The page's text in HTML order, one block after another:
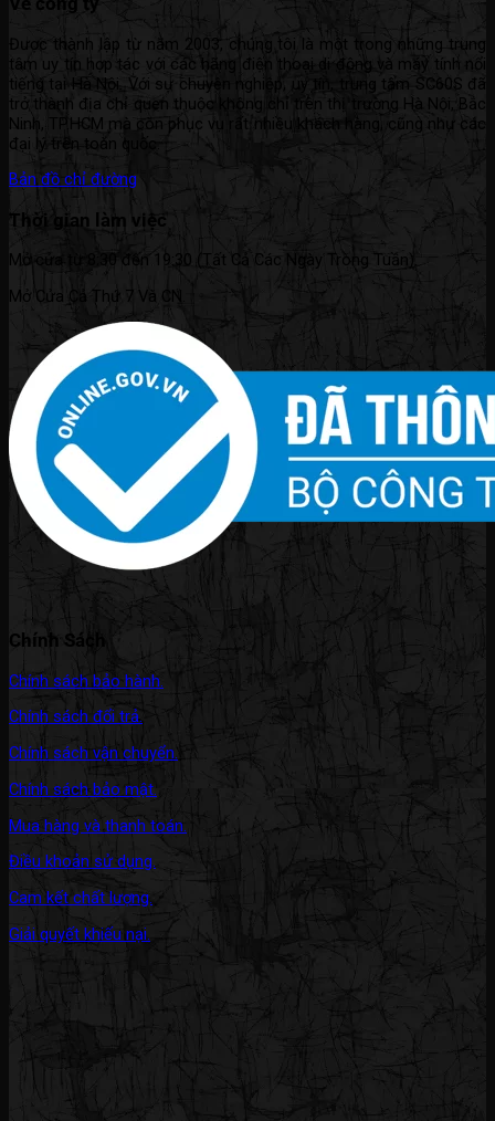
Được thành lập từ năm 2003, chúng tôi là một trong những trung
tâm uy tín hợp tác với các hãng điện thoại di động và máy tính nổi
tiếng tại Hà Nội. Với sự chuyên nghiệp, uy tín, trung tâm SC60S đã
trở thành địa chỉ quen thuộc không chỉ trên thị trường Hà Nội, Bắc
Ninh, TP.HCM mà còn phục vụ rất nhiều khách hàng, cũng như các
đại lý trên toàn quốc.
Bản đồ chỉ đường
Thời gian làm việc
Mở cửa từ 8:30 đến 19:30 (Tất Cả Các Ngày Trong Tuần).
Mở Cửa Cả Thứ 7 Và CN.
Chính Sách
Chính sách bảo hành.
Chính sách đổi trả.
Chính sách vận chuyển.
Chính sách bảo mật.
Mua hàng và thanh toán.
Điều khoản sử dụng.
Cam kết chất lượng.
Giải quyết khiếu nại.